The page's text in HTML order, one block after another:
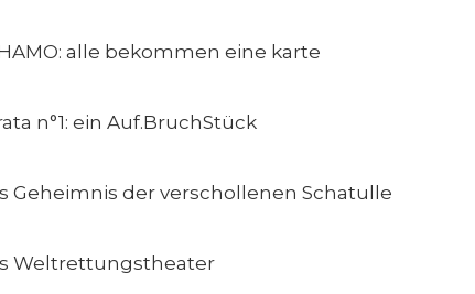
alle bekommen eine karte
n°1: ein Auf.BruchStück
Geheimnis der verschollenen Schatulle
Weltrettungstheater